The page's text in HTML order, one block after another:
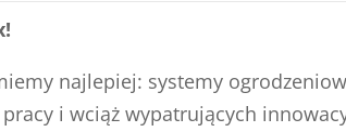
najlepiej: systemy
i wciąż wypatrujących